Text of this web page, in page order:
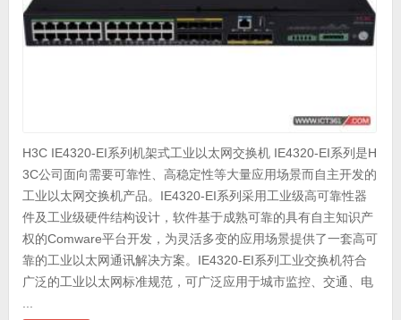
H3C IE4320-EI系列机架式工业以太网交换机 IE4320-EI系列是H
3C公司面向需要可靠性、高稳定性等大量应用场景而自主开发的
工业以太网交换机产品。IE4320-EI系列采用工业级高可靠性器
件及工业级硬件结构设计，软件基于成熟可靠的具有自主知识产
权的Comware平台开发，为灵活多变的应用场景提供了一套高可
靠的工业以太网通讯解决方案。IE4320-EI系列工业交换机符合
广泛的工业以太网标准规范，可广泛应用于城市监控、交通、电